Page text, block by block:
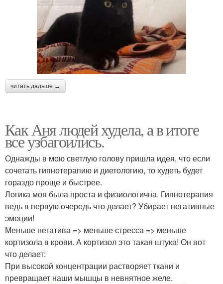
читать дальше →
Как Аня людей худела, а в итоге
все узбагоились.
Однажды в мою светлую голову пришла идея, что если
сочетать гипнотерапию и диетологию, то худеть будет
гораздо проще и быстрее.
Логика моя была проста и физиологична. Гипнотерапия
ведь в первую очередь что делает? Убирает негативные
эмоции!
Меньше негатива => меньше стресса => меньше
кортизола в крови. А кортизол это такая штука! Он вот
что делает:
При высокой концентрации растворяет ткани и
превращает наши мышцы в невнятное желе.